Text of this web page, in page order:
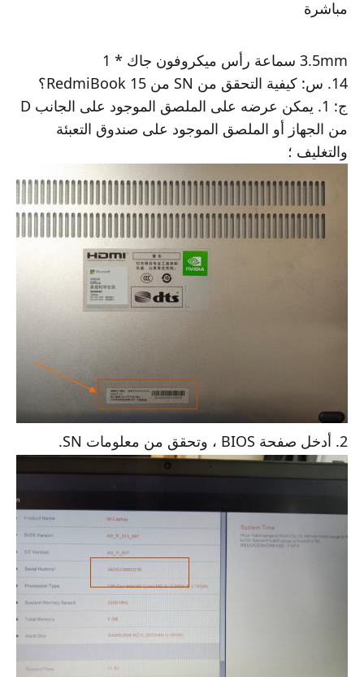
مباشرة
3.5mm سماعة رأس ميكروفون جاك * 1
14. س: كيفية التحقق من SN من RedmiBook 15؟
ج: 1. يمكن عرضه على الملصق الموجود على الجانب D
من الجهاز أو الملصق الموجود على صندوق التعبئة
والتغليف ؛
2. أدخل صفحة BIOS ، وتحقق من معلومات SN.